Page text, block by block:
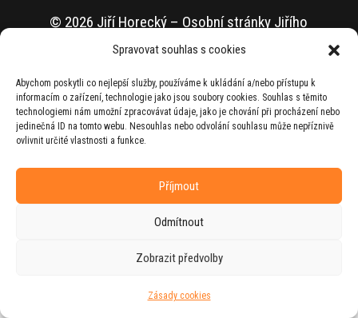
Spravovat souhlas s cookies
Abychom poskytli co nejlepší služby, používáme k ukládání a/nebo přístupu k
informacím o zařízení, technologie jako jsou soubory cookies. Souhlas s těmito
technologiemi nám umožní zpracovávat údaje, jako je chování při procházení nebo
jedinečná ID na tomto webu. Nesouhlas nebo odvolání souhlasu může nepříznivě
ovlivnit určité vlastnosti a funkce.
Příjmout
Odmítnout
Zobrazit předvolby
Zásady cookies
© 2026 Jiří Horecký – Osobní stránky Jiřího
Horeckého
agenturouZEST BRAND.